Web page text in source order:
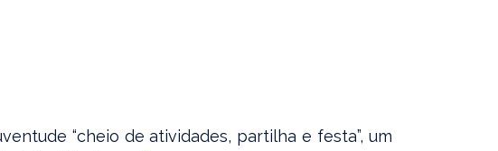
“cheio de atividades, partilha e festa”, um